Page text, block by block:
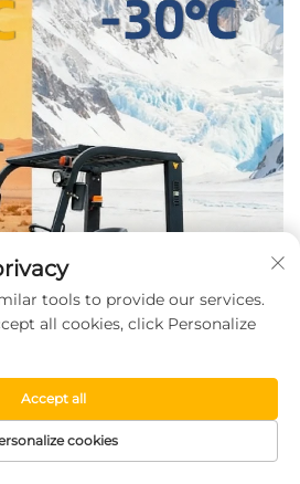
tools to provide our services.
all cookies, click Personalize
cookies
Accept all